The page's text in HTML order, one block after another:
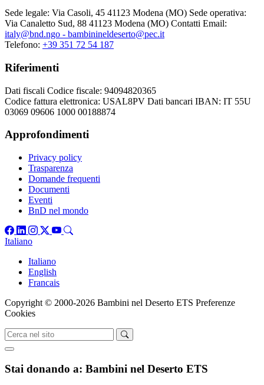
Sede legale: Via Casoli, 45 41123 Modena (MO) Sede operativa:
Via Canaletto Sud, 88 41123 Modena (MO) Contatti Email:
italy@bnd.ngo - bambinineldeserto@pec.it
Telefono: +39 351 72 54 187
Riferimenti
Dati fiscali Codice fiscale: 94094820365
Codice fattura elettronica: USAL8PV Dati bancari IBAN: IT 55U
03069 09606 1000 00188874
Approfondimenti
Privacy policy
Trasparenza
Domande frequenti
Documenti
Eventi
BnD nel mondo
Italiano
Italiano
English
Francais
Copyright © 2000-2026 Bambini nel Deserto ETS Preferenze
Cookies
Stai donando a: Bambini nel Deserto ETS